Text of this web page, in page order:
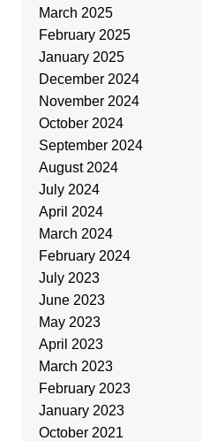
March 2025
February 2025
January 2025
December 2024
November 2024
October 2024
September 2024
August 2024
July 2024
April 2024
March 2024
February 2024
July 2023
June 2023
May 2023
April 2023
March 2023
February 2023
January 2023
October 2021